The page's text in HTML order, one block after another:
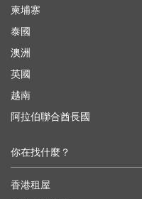
柬埔寨
泰國
澳洲
英國
越南
阿拉伯聯合酋長國
你在找什麼？
香港租屋